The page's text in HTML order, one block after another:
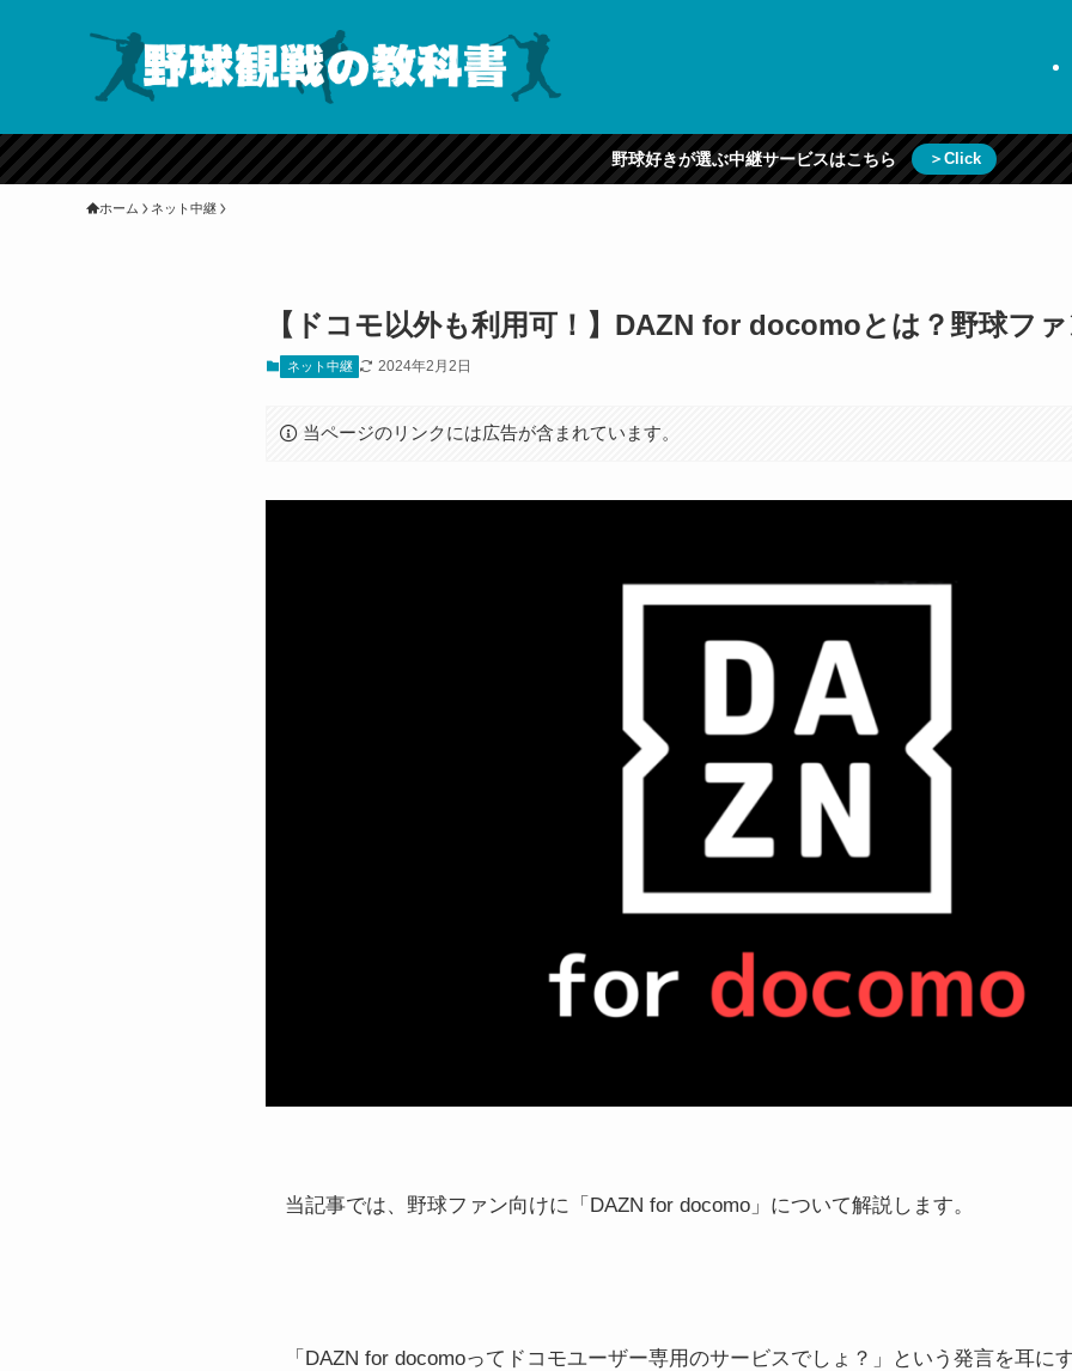
野球好きが選ぶ中継サービスはこちら ＞Click
ホーム ネット中継
【ドコモ以外も利用可！】DAZN for docomoとは？野球フ
ネット中継 2024年2月2日
当ページのリンクには広告が含まれています。
当記事では、 野球ファン向けに 「DAZN for docomo」について解説します。
「DAZN for docomoってドコモユーザー専用のサービスでしょ？」という発言を耳に